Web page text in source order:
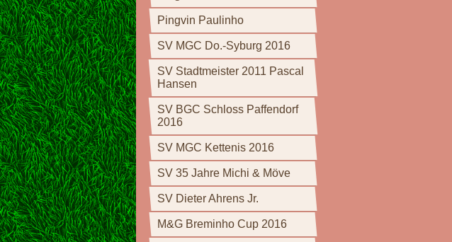
Pingvin Paulinho
SV MGC Do.-Syburg 2016
SV Stadtmeister 2011 Pascal
Hansen
SV BGC Schloss Paffendorf
2016
SV MGC Kettenis 2016
SV 35 Jahre Michi & Möve
SV Dieter Ahrens Jr.
M&G Breminho Cup 2016